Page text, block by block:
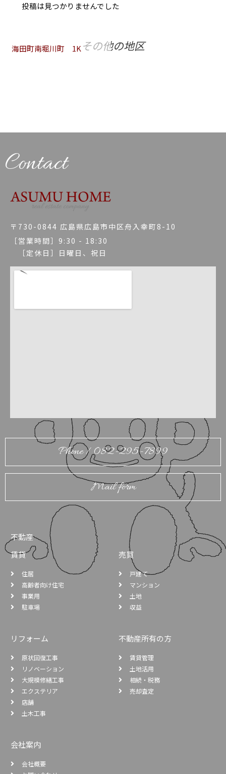
投稿は見つかりませんでした
その他の地区
海田町南堀川町 1K
Contact
〒730-0844 広島県広島市中区舟入幸町8-10
［営業時間］9:30 - 18:30
［定休日］日曜日、祝日
Phone / 082-295-7899
Mail form
不動産
賃貸
住居
高齢者向け住宅
事業用
駐車場
売買
戸建て
マンション
土地
収益
リフォーム
原状回復工事
リノベーション
大規模修繕工事
エクステリア
店舗
土木工事
不動産所有の方
賃貸管理
土地活用
相続・税務
売却査定
会社案内
会社概要